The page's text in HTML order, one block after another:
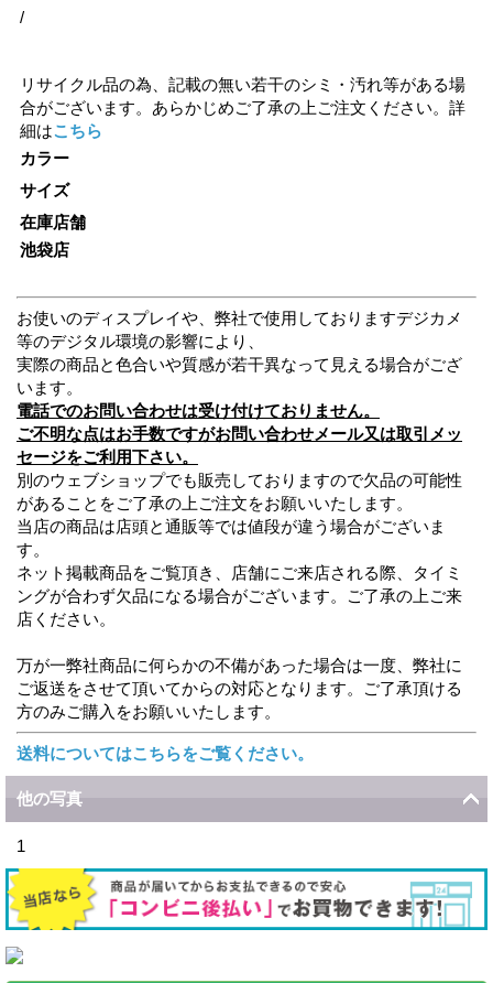
/
リサイクル品の為、記載の無い若干のシミ・汚れ等がある場
合がございます。あらかじめご了承の上ご注文ください。詳
細はこちら
カラー
サイズ
在庫店舗
池袋店
お使いのディスプレイや、弊社で使用しておりますデジカメ
等のデジタル環境の影響により、
実際の商品と色合いや質感が若干異なって見える場合がござ
います。
電話でのお問い合わせは受け付けておりません。
ご不明な点はお手数ですがお問い合わせメール又は取引メッ
セージをご利用下さい。
別のウェブショップでも販売しておりますので欠品の可能性
があることをご了承の上ご注文をお願いいたします。
当店の商品は店頭と通販等では値段が違う場合がございま
す。
ネット掲載商品をご覧頂き、店舗にご来店される際、タイミ
ングが合わず欠品になる場合がございます。ご了承の上ご来
店ください。
万が一弊社商品に何らかの不備があった場合は一度、弊社に
ご返送をさせて頂いてからの対応となります。ご了承頂ける
方のみご購入をお願いいたします。
送料についてはこちらをご覧ください。
他の写真
1